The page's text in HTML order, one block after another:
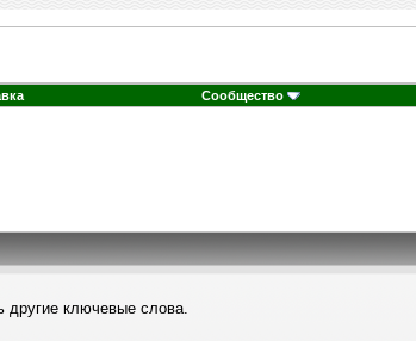
Сообщество
другие ключевые слова.